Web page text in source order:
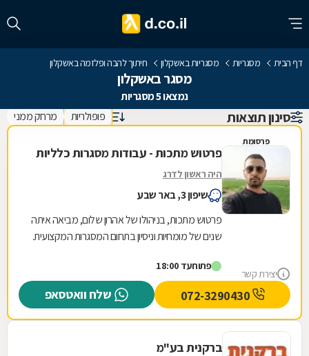
דף הבית מסגריות מסגריות באשקלון חיתוך להבה ופלזמה באשקלון
מסגר באשקלון
נמצאו 5 מסגריות
סינון תוצאות פופולריות מרחק ממני
פרסומת
יצירת קשר
פרטוש מתכות - עבודות מסגרות כלליות
היה ראשון לדרג
שיפון 3, באר שבע
פרטוש מתכות, בניהולו של אהרון שלום, מביאה איתה
שנים של מומחיות וניסיון בתחום המסגרות המקצועית.
פתוחעד 18:00
שלח וואטסאפ
ברקנית בע"מ